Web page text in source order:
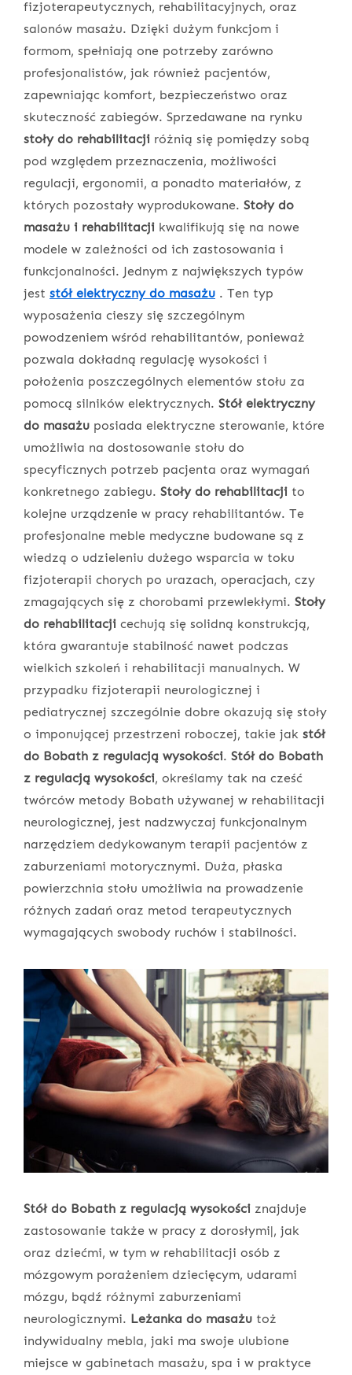
fizjoterapeutycznych, rehabilitacyjnych, oraz
salonów masażu. Dzięki dużym funkcjom i
formom, spełniają one potrzeby zarówno
profesjonalistów, jak również pacjentów,
zapewniając komfort, bezpieczeństwo oraz
skuteczność zabiegów. Sprzedawane na rynku
stoły do rehabilitacji różnią się pomiędzy sobą
pod względem przeznaczenia, możliwości
regulacji, ergonomii, a ponadto materiałów, z
których pozostały wyprodukowane. Stoły do
masażu i rehabilitacji kwalifikują się na nowe
modele w zależności od ich zastosowania i
funkcjonalności. Jednym z największych typów
jest stół elektryczny do masażu . Ten typ
wyposażenia cieszy się szczególnym
powodzeniem wśród rehabilitantów, ponieważ
pozwala dokładną regulację wysokości i
położenia poszczególnych elementów stołu za
pomocą silników elektrycznych. Stół elektryczny
do masażu posiada elektryczne sterowanie, które
umożliwia na dostosowanie stołu do
specyficznych potrzeb pacjenta oraz wymagań
konkretnego zabiegu. Stoły do rehabilitacji to
kolejne urządzenie w pracy rehabilitantów. Te
profesjonalne meble medyczne budowane są z
wiedzą o udzieleniu dużego wsparcia w toku
fizjoterapii chorych po urazach, operacjach, czy
zmagających się z chorobami przewlekłymi. Stoły
do rehabilitacji cechują się solidną konstrukcją,
która gwarantuje stabilność nawet podczas
wielkich szkoleń i rehabilitacji manualnych. W
przypadku fizjoterapii neurologicznej i
pediatrycznej szczególnie dobre okazują się stoły
o imponującej przestrzeni roboczej, takie jak stół
do Bobath z regulacją wysokości. Stół do Bobath
z regulacją wysokości, określamy tak na cześć
twórców metody Bobath używanej w rehabilitacji
neurologicznej, jest nadzwyczaj funkcjonalnym
narzędziem dedykowanym terapii pacjentów z
zaburzeniami motorycznymi. Duża, płaska
powierzchnia stołu umożliwia na prowadzenie
różnych zadań oraz metod terapeutycznych
wymagających swobody ruchów i stabilności.
Stół do Bobath z regulacją wysokości znajduje
zastosowanie także w pracy z dorosłymi|, jak
oraz dziećmi, w tym w rehabilitacji osób z
mózgowym porażeniem dziecięcym, udarami
mózgu, bądź różnymi zaburzeniami
neurologicznymi. Leżanka do masażu toż
indywidualny mebla, jaki ma swoje ulubione
miejsce w gabinetach masażu, spa i w praktyce